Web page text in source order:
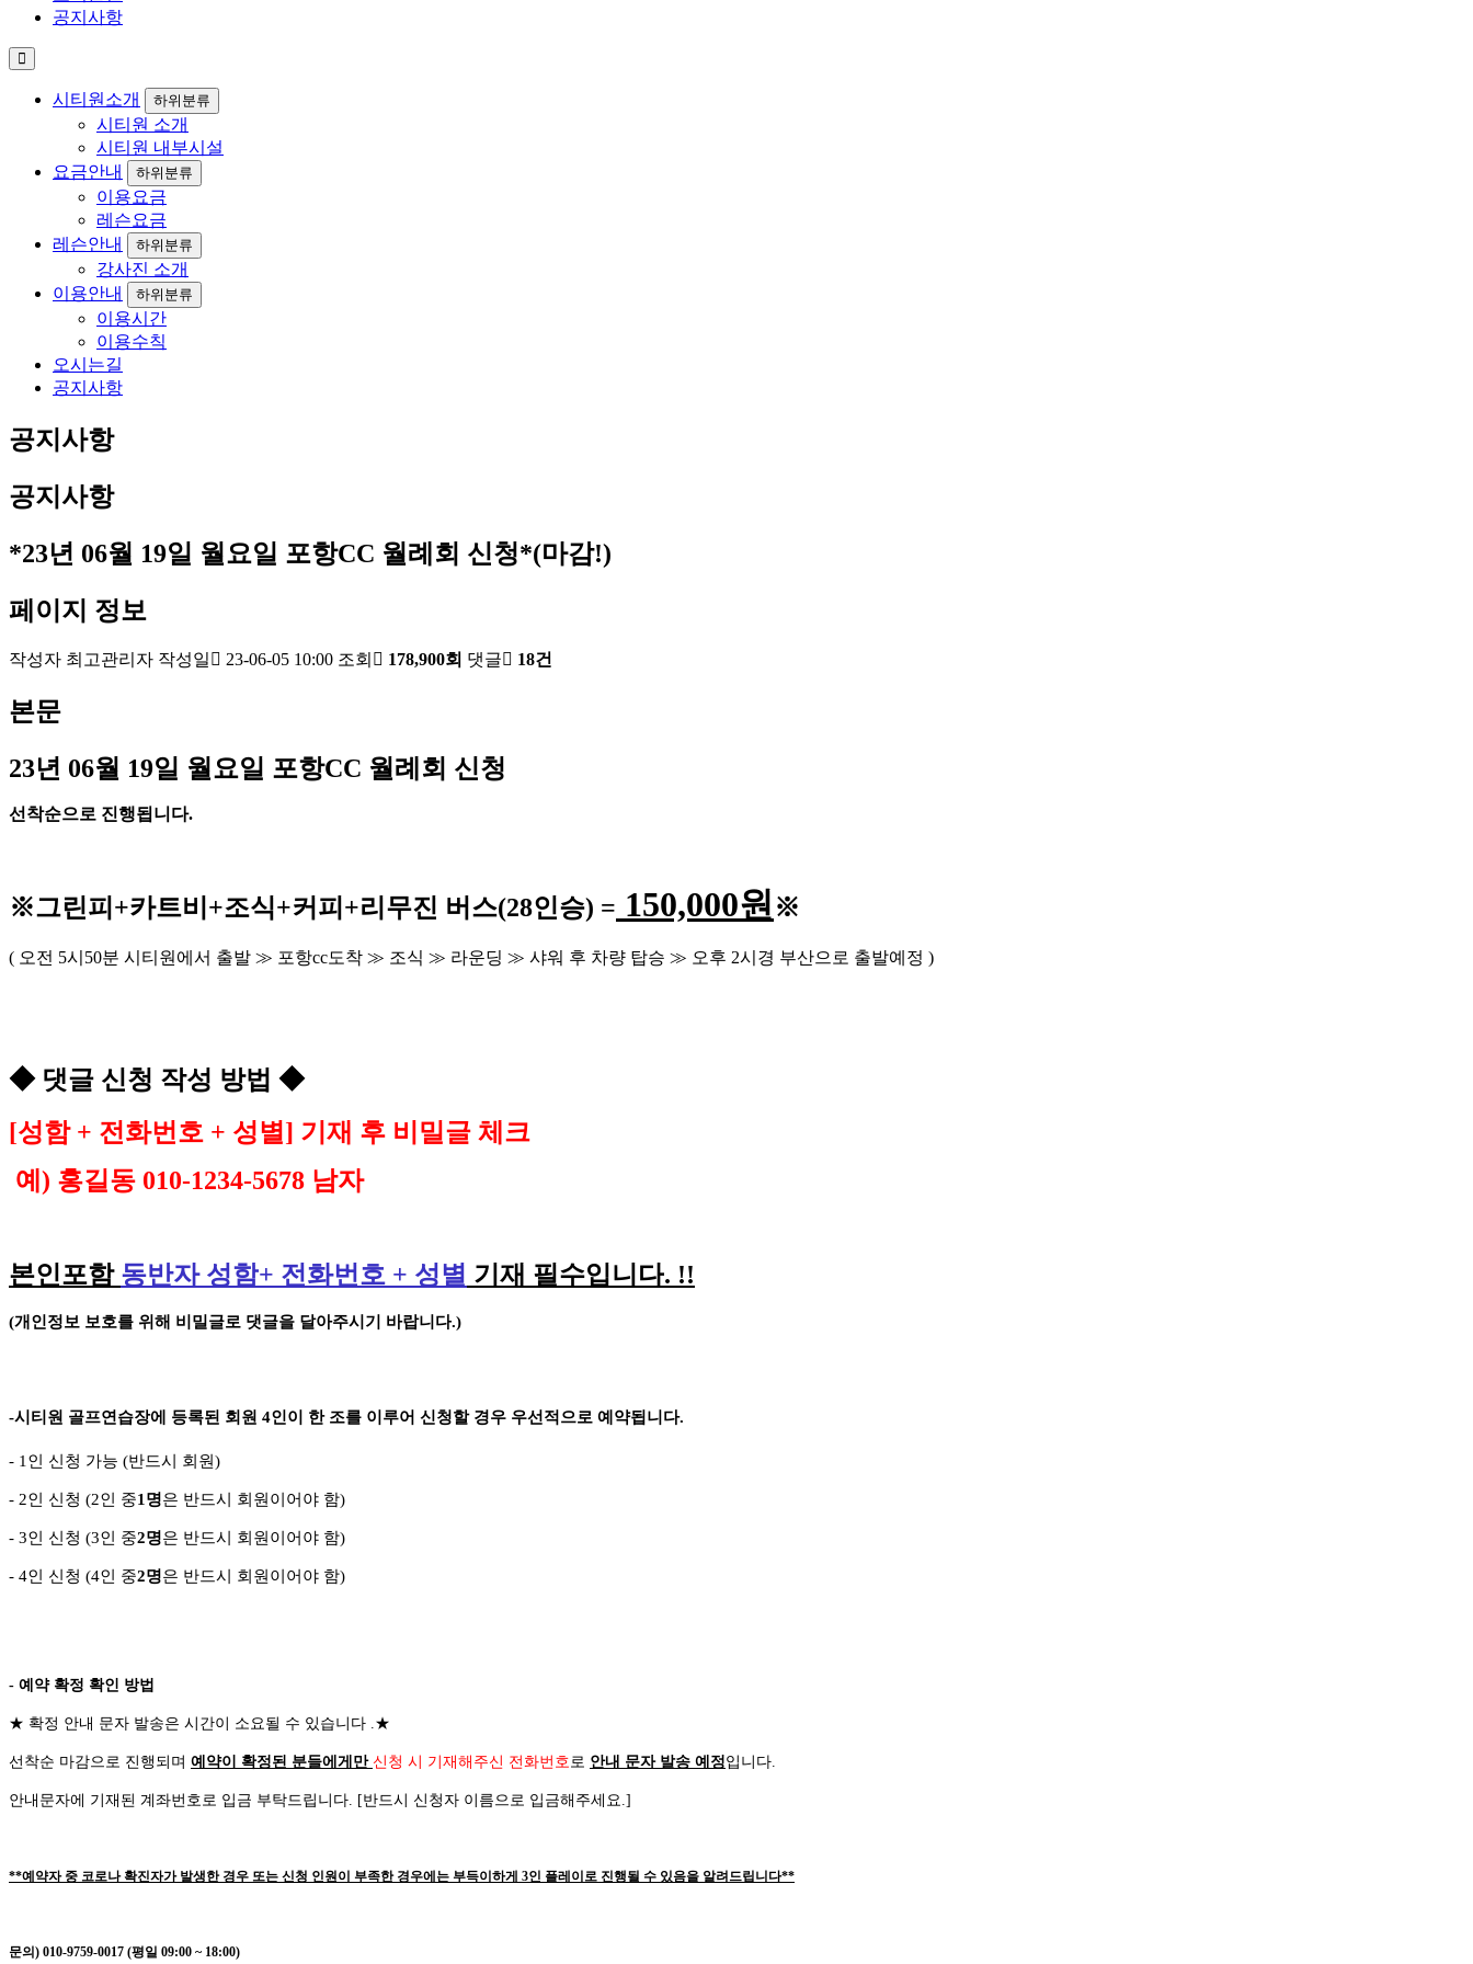
공지사항
시티원소개 하위분류
시티원 소개
시티원 내부시설
요금안내
하위분류
이용요금
레슨요금
레슨안내
하위분류
강사진 소개
이용안내
하위분류
이용시간
이용수칙
오시는길
공지사항
공지사항
공지사항
*23년 06월 19일 월요일 포항CC 월례회 신청*(마감!)
페이지 정보
작성자 최고관리자 작성일 23-06-05 10:00 조회 178,900회 댓글 18건
본문
23년 06월 19일 월요일 포항CC 월례회 신청
선착순으로 진행됩니다.
※그린피 +카트비 +조식+커피+리무진 버스(28인승) = 150,000원 ※
( 오전 5시 50분 시티원에서 출발 ≫ 포항cc도착 ≫ 조식 ≫ 라운딩 ≫ 샤워 후 차량 탑승 ≫ 오후 2시경 부산으로 출발예정 )
◆ 댓글 신청 작성 방법 ◆
[성함 + 전화번호 + 성별] 기재 후 비밀글 체크
예 ) 홍길동 010-1234-5678 남자
본인포함 동반자 성함+ 전화번호 + 성별 기재 필수입니다. !!
(개인정보 보호를 위해 비밀글로 댓글을 달아주시기 바랍니다.)
-시티원 골프연습장에 등록된 회원 4인이 한 조를 이루어 신청할 경우 우선적으로 예약됩니다.
- 1인 신청 가능 (반드시 회원)
- 2인 신청 (2인 중1명은 반드시 회원이어야 함)
- 3인 신청 (3인 중2명은 반드시 회원이어야 함)
- 4인 신청 (4인 중2명은 반드시 회원이어야 함)
- 예약 확정 확인 방법
★ 확정 안내 문자 발송은 시간이 소요될 수 있습니다 .★
선착순 마감으로 진행되며 예약이 확정된 분들에게만 신청 시 기재해주신 전화번호로 안내 문자 발송 예정입니다.
안내문자에 기재된 계좌번호로 입금 부탁드립니다. [반드시 신청자 이름으로 입금해주세요.]
**예약자 중 코로나 확진자가 발생한 경우 또는 신청 인원이 부족한 경우에는 부득이하게 3인 플레이로 진행될 수 있음을 알려드립니다**
문의) 010-9759-0017 (평일 09:00 ~ 18:00)